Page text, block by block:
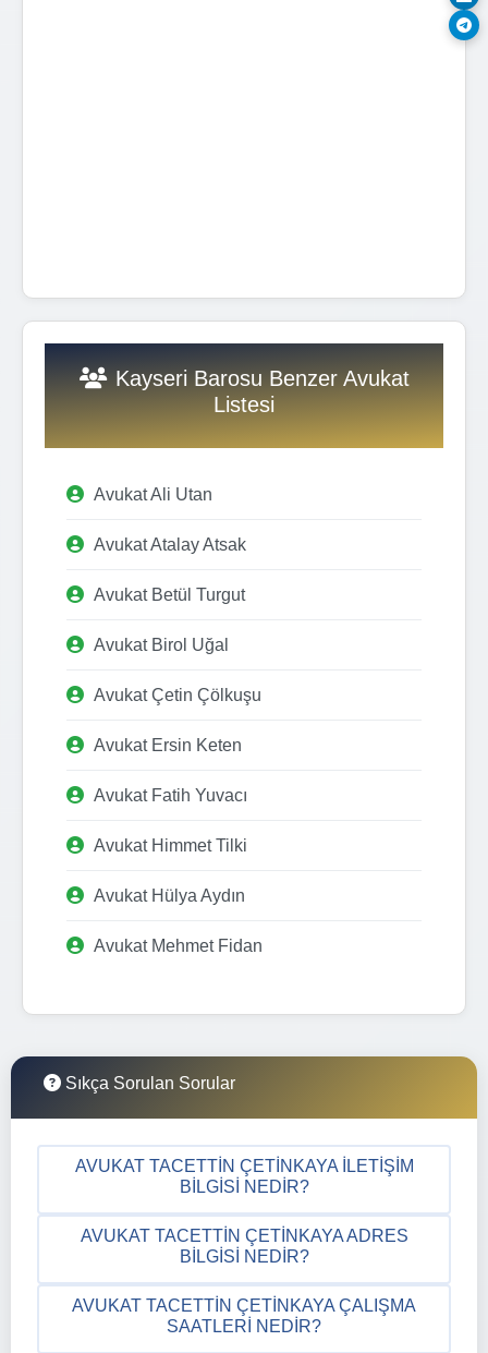
Kayseri Barosu Benzer Avukat
Listesi
Avukat Ali Utan
Avukat Atalay Atsak
Avukat Betül Turgut
Avukat Birol Uğal
Avukat Çetin Çölkuşu
Avukat Ersin Keten
Avukat Fatih Yuvacı
Avukat Himmet Tilki
Avukat Hülya Aydın
Avukat Mehmet Fidan
Sıkça Sorulan Sorular
AVUKAT TACETTIN ÇETINKAYA İLETIŞIM
BILGISI NEDIR?
AVUKAT TACETTIN ÇETINKAYA ADRES
BILGISI NEDIR?
AVUKAT TACETTIN ÇETINKAYA ÇALIŞMA
SAATLERI NEDIR?